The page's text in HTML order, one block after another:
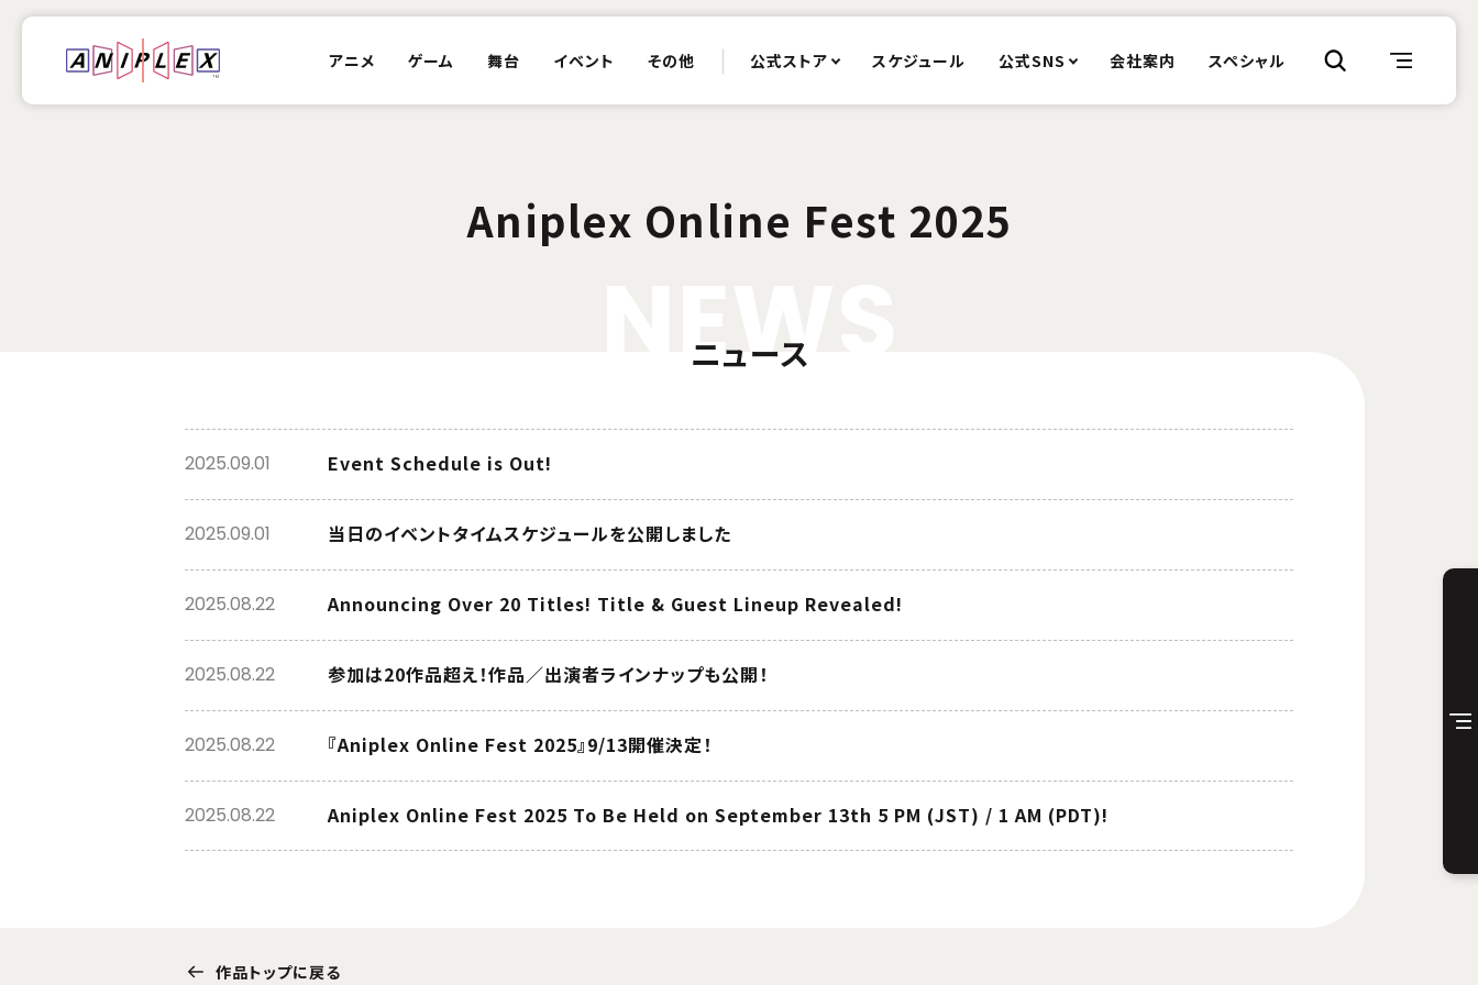
アニメ ゲーム 舞台 イベント その他 公式ストア スケジュール 公式SNS 会社案内 スペシャル
Aniplex Online Fest 2025
EW
ニュース
Event Schedule is Out!
2025.09.01
当日のイベントタイムスケジュールを公開しました
2025.09.01
Announcing Over 20 Titles! Title & Guest Lineup Revealed!
2025.08.22
参加は20作品超え！作品／出演者ラインナップも公開！
2025.08.22
『Aniplex Online Fest 2025』9/13開催決定！
2025.08.22
Aniplex Online Fest 2025 To Be Held on September 13th 5 PM (JST) / 1 AM (PDT)!
2025.08.22
作品トップに戻る